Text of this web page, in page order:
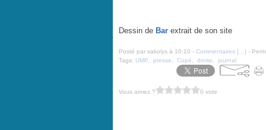
Dessin de Barextrait de son site
Posté par xakolys à 10:10 - Commentaires [… ] -
Tags: UMP, presse Copé droite journal
Vous aimez ? 0 vote